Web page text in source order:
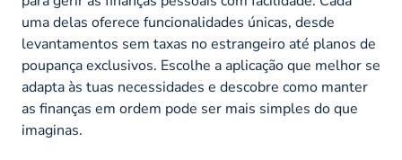
uma delas oferece funcionalidades únicas, desde
levantamentos sem taxas no estrangeiro até planos de
poupança exclusivos. Escolhe a aplicação que melhor se
adapta às tuas necessidades e descobre como manter
as finanças em ordem pode ser mais simples do que
imaginas.